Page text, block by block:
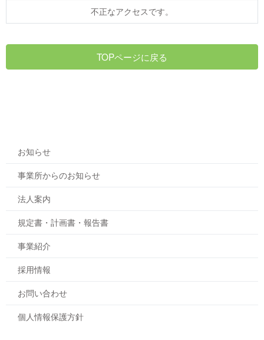
不正なアクセスです。
TOPページに戻る
お知らせ
事業所からのお知らせ
法人案内
規定書・計画書・報告書
事業紹介
採用情報
お問い合わせ
個人情報保護方針